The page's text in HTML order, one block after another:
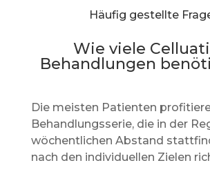
Häufig gestellte
Wie viele
Behandlungen
Die meisten Patienten
Behandlungsserie, die in der
wöchentlichen Abstand
nach den individuellen Zielen